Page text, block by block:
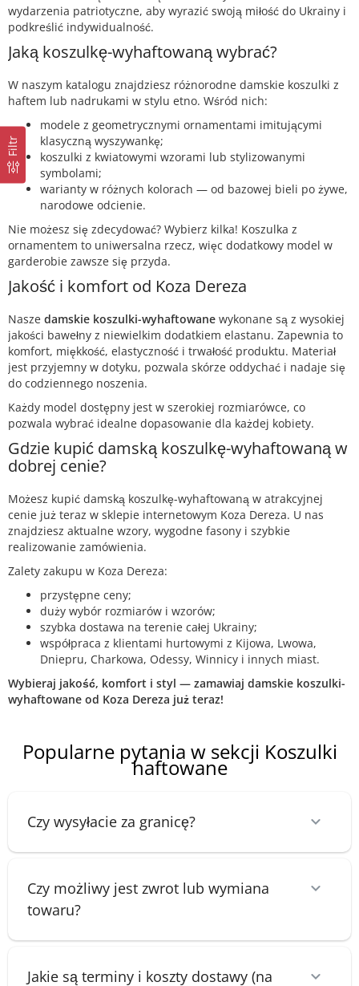
Filtr
wydarzenia patriotyczne, aby wyrazić swoją miłość do Ukrainy i
podkreślić indywidualność.
Jaką koszulkę-wyhaftowaną wybrać?
W naszym katalogu znajdziesz różnorodne damskie koszulki z
haftem lub nadrukami w stylu etno. Wśród nich:
modele z geometrycznymi ornamentami imitującymi
klasyczną wyszywankę;
koszulki z kwiatowymi wzorami lub stylizowanymi
symbolami;
warianty w różnych kolorach — od bazowej bieli po żywe,
narodowe odcienie.
Nie możesz się zdecydować? Wybierz kilka! Koszulka z
ornamentem to uniwersalna rzecz, więc dodatkowy model w
garderobie zawsze się przyda.
Jakość i komfort od Koza Dereza
Nasze damskie koszulki-wyhaftowane wykonane są z wysokiej
jakości bawełny z niewielkim dodatkiem elastanu. Zapewnia to
komfort, miękkość, elastyczność i trwałość produktu. Materiał
jest przyjemny w dotyku, pozwala skórze oddychać i nadaje się
do codziennego noszenia.
Każdy model dostępny jest w szerokiej rozmiarówce, co
pozwala wybrać idealne dopasowanie dla każdej kobiety.
Gdzie kupić damską koszulkę-wyhaftowaną w
dobrej cenie?
Możesz kupić damską koszulkę-wyhaftowaną w atrakcyjnej
cenie już teraz w sklepie internetowym Koza Dereza. U nas
znajdziesz aktualne wzory, wygodne fasony i szybkie
realizowanie zamówienia.
Zalety zakupu w Koza Dereza:
przystępne ceny;
duży wybór rozmiarów i wzorów;
szybka dostawa na terenie całej Ukrainy;
współpraca z klientami hurtowymi z Kijowa, Lwowa,
Dniepru, Charkowa, Odessy, Winnicy i innych miast.
Wybieraj jakość, komfort i styl — zamawiaj damskie koszulki-
wyhaftowane od Koza Dereza już teraz!
Popularne pytania w sekcji Koszulki
haftowane
Czy wysyłacie za granicę?
Czy możliwy jest zwrot lub wymiana
towaru?
Jakie są terminy i koszty dostawy (na